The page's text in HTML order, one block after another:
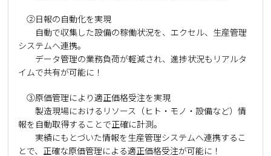
②日報の自動化を実現
自動で収集した設備の稼働状況を、エクセル、生産管理
システムへ連携。
データ管理の業務負荷が軽減され、進捗状況もリアルタ
イムで共有が可能に！
③原価管理により適正価格受注を実現
製造現場におけるリソース（ヒト・モノ・設備など）情
報を自動取得することで正確に計測。
実績にもとづいた情報を生産管理システムへ連携するこ
とで、正確な原価管理による適正価格受注が可能に！